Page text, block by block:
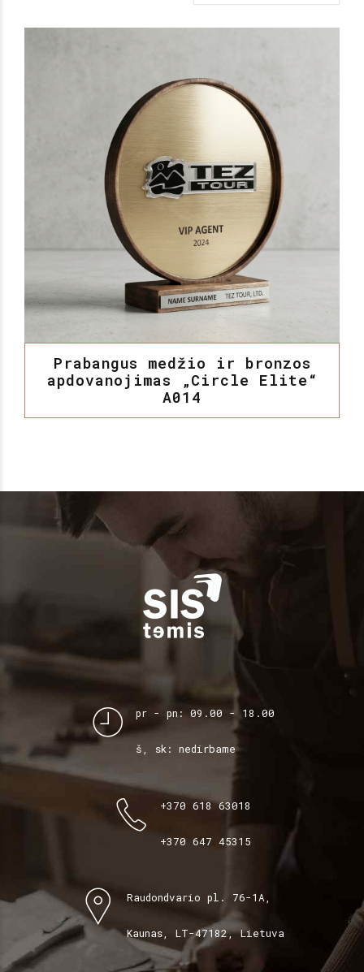
Prabangus medžio ir bronzos
apdovanojimas „Circle Elite“
A014
pr - pn: 09.00 - 18.00
š, sk: nedirbame
+370 618 63018
+370 647 45315
Raudondvario pl. 76-1A,
Kaunas, LT-47182, Lietuva